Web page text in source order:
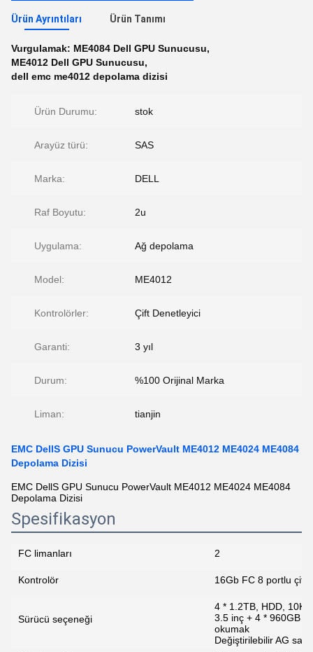
Ürün Ayrıntıları Ürün Tanımı
Vurgulamak: ME4084 Dell GPU Sunucusu,
ME4012 Dell GPU Sunucusu,
dell emc me4012 depolama dizisi
Ürün Durumu: stok
Arayüz türü: SAS
Marka: DELL
Raf Boyutu: 2u
Uygulama: Ağ depolama
Model: ME4012
Kontrolörler: Çift Denetleyici
Garanti: 3 yıl
Durum: %100 Orijinal Marka
Liman: tianjin
EMC DellS GPU Sunucu PowerVault ME4012 ME4024 ME4084
Depolama Dizisi
EMC DellS GPU Sunucu PowerVault ME4012 ME4024 ME4084
Depolama Dizisi
Spesifikasyon
FC limanları 2
Kontrolör 16Gb FC 8 portlu çift
Sürücü seçeneği
4 * 1.2TB, HDD, 10K,
3.5 inç + 4 * 960GB
okumak
Değiştirilebilir AG